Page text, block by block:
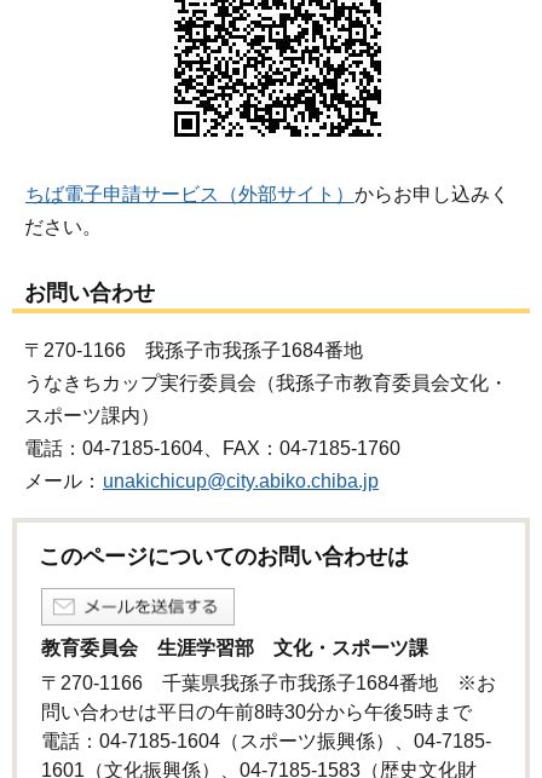
ちば電子申請サービス（外部サイト） からお申し込みく
ださい。
お問い合わせ
〒270-1166 我孫子市我孫子1684番地
うなきちカップ実行委員会（我孫子市教育委員会文化・
スポーツ課内）
電話：04-7185-1604、FAX：04-7185-1760
メール： unakichicup@city.abiko.chiba.jp
このページについてのお問い合わせは
教育委員会 生涯学習部 文化・スポーツ課
〒270-1166 千葉県我孫子市我孫子1684番地 ※お
問い合わせは平日の午前8時30分から午後5時まで
電話：04-7185-1604（スポーツ振興係）、04-7185-
1601（文化振興係）、04-7185-1583（歴史文化財